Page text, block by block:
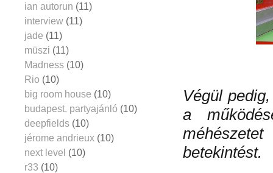
Végül
a
betekintést.
ian autorun (11)
interview (11)
jade (11)
müszi (11)
Madness (10)
Rio (10)
big room house (10)
budapest. partyajánló (10)
deepfields (10)
jérome andrieux (10)
next level (10)
r33 (10)